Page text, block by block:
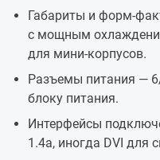
Габариты и форм-
с мощным
для мини-корпусов.
Разъемы питания —
блоку питания.
Интерфейсы
1.4a, иногда DVI для